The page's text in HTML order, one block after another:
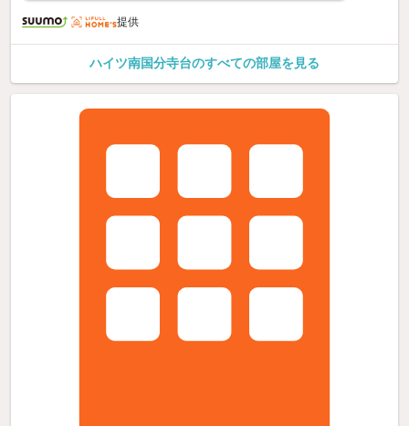
提供
ハイツ南国分寺台のすべての部屋を見る